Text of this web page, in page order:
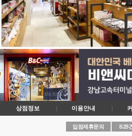
상점정보 이용안내
입점제휴문의
B2B